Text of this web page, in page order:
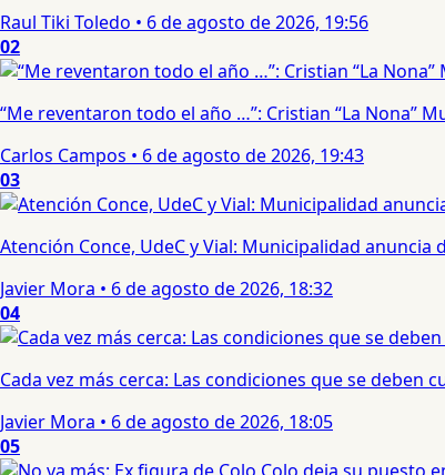
Raul Tiki Toledo • 6 de agosto de 2026, 19:56
02
“Me reventaron todo el año …”: Cristian “La Nona”
Carlos Campos • 6 de agosto de 2026, 19:43
03
Atención Conce, UdeC y Vial: Municipalidad
Javier Mora • 6 de agosto de 2026, 18:32
04
Cada vez más cerca: Las condiciones que se
Javier Mora • 6 de agosto de 2026, 18:05
05